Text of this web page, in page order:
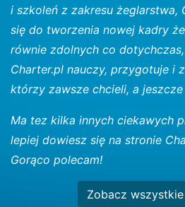
i szkoleń z zakresu żeglarstwa,
się do tworzenia nowej kadry
równie zdolnych co
Charter.pl nauczy, przygotuje i
którzy zawsze chcieli, a
Ma tez kilka innych ciekawych
lepiej dowiesz się na stronie
Gorąco polecam!
Zobacz